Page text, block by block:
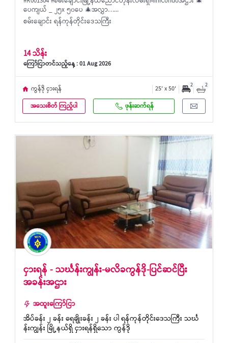
ပေကျယ် _ ၂၅x ၅၀ပေ 🎄အလွှာ…...
စမ်းချောင်း ရန်ကုန်တိုင်းဒေသကြီး
14 သိန်း
ကြော်ငြာတင်သည့်နေ့ : 01 Aug 2026
ကွန်ဒို ငှားရန် 25' x 50' 2 2
အသေးစိတ် ကြည့်ပါ ဖုန်းဆက်ရန်
ငှားရန် - သင်္ဃန်းကျွန်း-မလိခကွန်ဒို-ပြင်ဆင်ပြီး
အခန်းအဌား
အထူးကြော်ငြာ
အိပ်ခန်း ၂ ခန်း ရေချိုးခန်း ၂ ခန်း ပါ ရန်ကုန်တိုင်းဒေသကြီး သင်္ဃ
န်းကျွန်း မြို့နယ်ရှိ ငှားရန်ရှိသော ကွန်ဒို